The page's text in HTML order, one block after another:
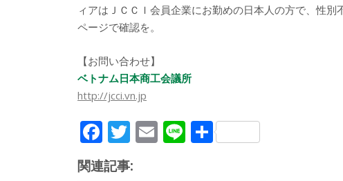
ィアはＪＣＣＩ会員企業にお勤めの日本人の方で、性
ページで確認を。
【お問い合わせ】
ベトナム日本商工会議所
http://jcci.vn.jp
F
ac
T E Li 共
関連記事: